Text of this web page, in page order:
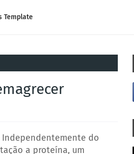
Template
Independentemente do
a proteína, um